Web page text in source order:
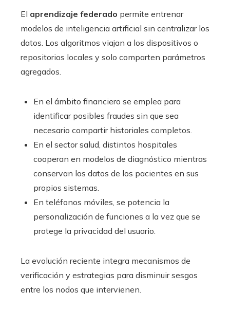
El aprendizaje federado permite entrenar
modelos de inteligencia artificial sin centralizar los
datos. Los algoritmos viajan a los dispositivos o
repositorios locales y solo comparten parámetros
agregados.
En el ámbito financiero se emplea para
identificar posibles fraudes sin que sea
necesario compartir historiales completos.
En el sector salud, distintos hospitales
cooperan en modelos de diagnóstico mientras
conservan los datos de los pacientes en sus
propios sistemas.
En teléfonos móviles, se potencia la
personalización de funciones a la vez que se
protege la privacidad del usuario.
La evolución reciente integra mecanismos de
verificación y estrategias para disminuir sesgos
entre los nodos que intervienen.